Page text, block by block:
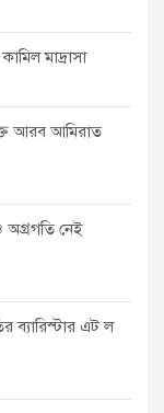
মাদ্রাসা
আরব আমিরাত
অগ্রগতি নেই
ব্যারিস্টার এট ল